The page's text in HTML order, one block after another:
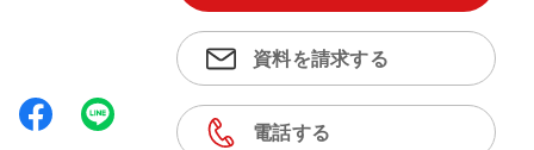
資料を請求する
電話する